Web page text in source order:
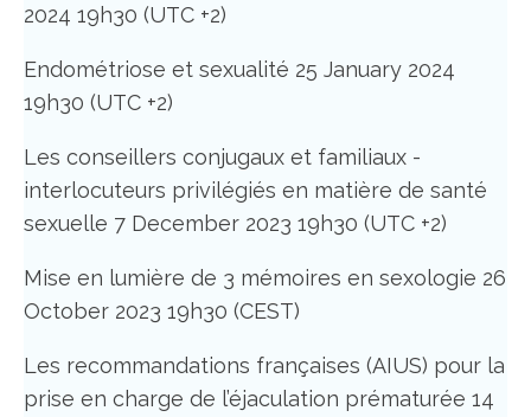
2024 19h30 (UTC +2)
Endométriose et sexualité 25 January 2024
19h30 (UTC +2)
Les conseillers conjugaux et familiaux -
interlocuteurs privilégiés en matière de santé
sexuelle 7 December 2023 19h30 (UTC +2)
Mise en lumière de 3 mémoires en sexologie 26
October 2023 19h30 (CEST)
Les recommandations françaises (AIUS) pour la
prise en charge de l’éjaculation prématurée 14